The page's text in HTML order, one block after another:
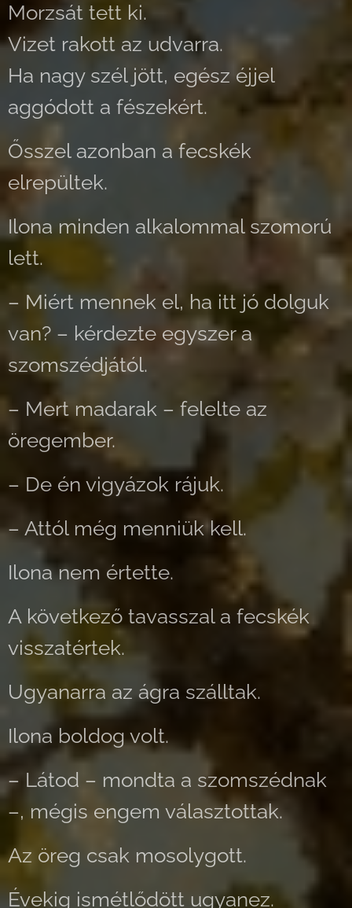
Morzsát tett ki.
Vizet rakott az udvarra.
Ha nagy szél jött, egész éjjel
aggódott a fészekért.
Ősszel azonban a fecskék
elrepültek.
Ilona minden alkalommal szomorú
lett.
– Miért mennek el, ha itt jó dolguk
van? – kérdezte egyszer a
szomszédjától.
– Mert madarak – felelte az
öregember.
– De én vigyázok rájuk.
– Attól még menniük kell.
Ilona nem értette.
A következő tavasszal a fecskék
visszatértek.
Ugyanarra az ágra szálltak.
Ilona boldog volt.
– Látod – mondta a szomszédnak
–, mégis engem választottak.
Az öreg csak mosolygott.
Évekig ismétlődött ugyanez.